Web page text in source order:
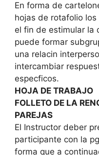
En forma de
hojas de rotafolio los
el fin de estimular la
puede formar
una relacin
intercambiar
especficos.
HOJA DE TRABAJO
FOLLETO DE LA
PAREJAS
El Instructor deber
participante con la
forma que a